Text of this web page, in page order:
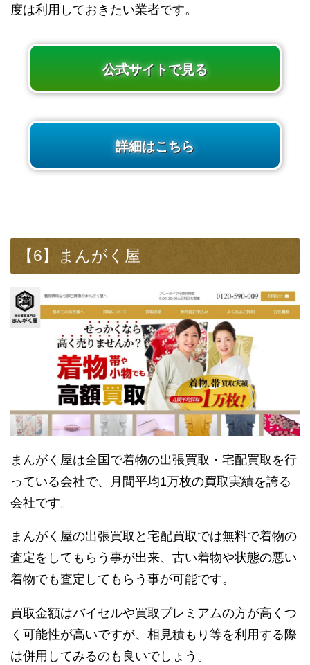
度は利用しておきたい業者です。
公式サイトで見る
詳細はこちら
【6】まんがく屋
まんがく屋は全国で着物の出張買取・宅配買取を行
っている会社で、月間平均1万枚の買取実績を誇る
会社です。
まんがく屋の出張買取と宅配買取では無料で着物の
査定をしてもらう事が出来、古い着物や状態の悪い
着物でも査定してもらう事が可能です。
買取金額はバイセルや買取プレミアムの方が高くつ
く可能性が高いですが、相見積もり等を利用する際
は併用してみるのも良いでしょう。